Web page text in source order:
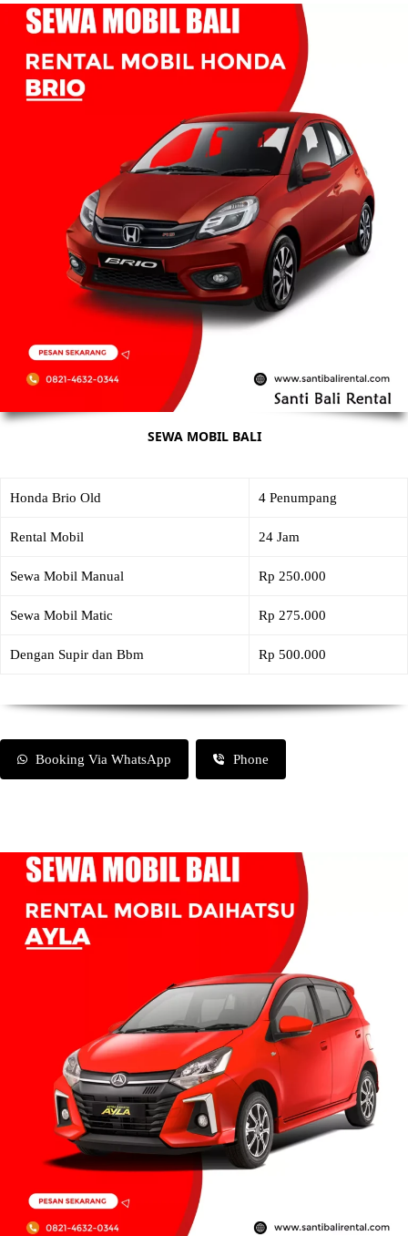
SEWA MOBIL BALI
Honda Brio Old 4 Penumpang
Rental Mobil 24 Jam
Sewa Mobil Manual Rp 250.000
Sewa Mobil Matic Rp 275.000
Dengan Supir dan Bbm Rp 500.000
Booking Via WhatsApp Phone